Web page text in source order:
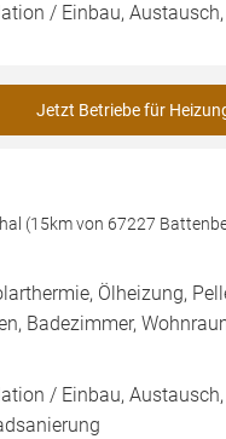
/ Einbau,
Jetzt Betriebe für
(15km von 67227
Ölheizung,
Badezimmer,
/ Einbau,